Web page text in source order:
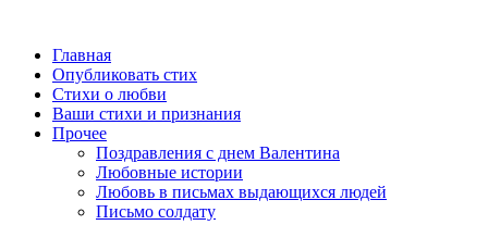
Главная
Опубликовать стих
Стихи о любви
Ваши стихи и признания
Прочее
Поздравления с днем Валентина
Любовные истории
Любовь в письмах выдающихся людей
Письмо солдату